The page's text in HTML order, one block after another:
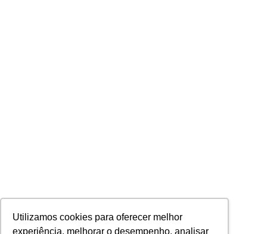
Utilizamos cookies para oferecer melhor
experiência, melhorar o desempenho, analisar